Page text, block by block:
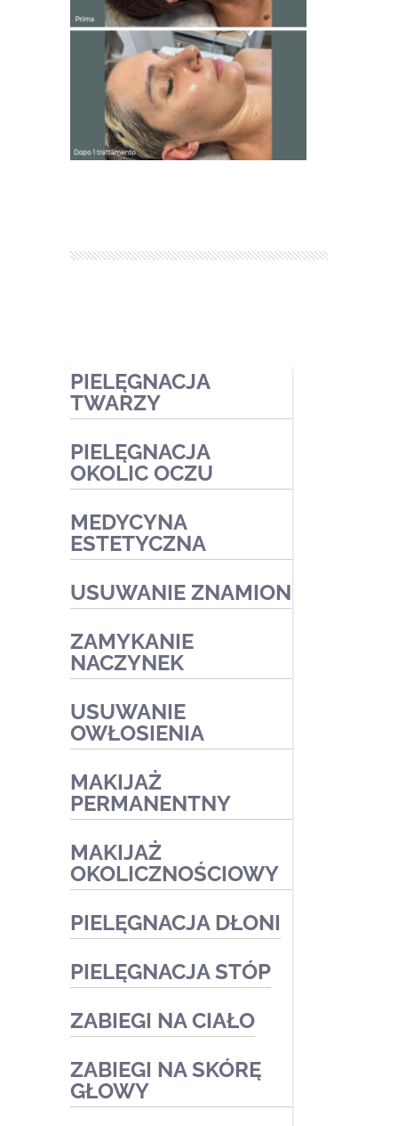
PIELĘGNACJA
TWARZY
Zabiegi ekspresowe
Zabiegi pielęgnacyjne
Zabiegi oczyszczające
Zabiegi przeciwtrądzikowe2
Zabiegi na naczynka i trądzik
różowaty
Zabiegi złuszczające na
kwasach
przebarwienia
Zabiegi medyczne
PIELĘGNACJA
OKOLIC OCZU
Zabiegi kosmetyczne
Zabiegi medyczne
MEDYCYNA
ESTETYCZNA
USUWANIE ZNAMION
ZAMYKANIE
NACZYNEK
USUWANIE
OWŁOSIENIA
MAKIJAŻ
PERMANENTNY
MAKIJAŻ
OKOLICZNOŚCIOWY
PIELĘGNACJA DŁONI
Zabiegi medyczne
PIELĘGNACJA STÓP
Podologia
ZABIEGI NA CIAŁO
Zabiegi kosmetyczne
Zabiegi medyczne
ZABIEGI NA SKÓRĘ
GŁOWY